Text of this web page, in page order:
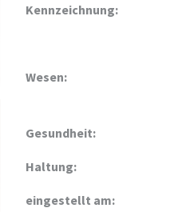
Kennzeichnung:
Wesen:
Gesundheit:
Haltung:
eingestellt am: